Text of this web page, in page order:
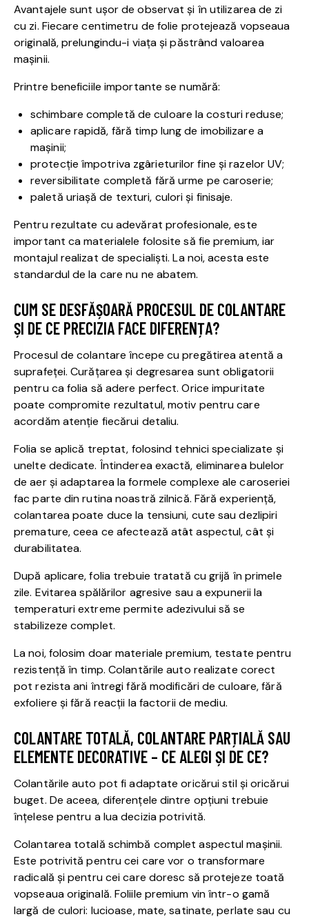
Avantajele sunt ușor de observat și în utilizarea de zi
cu zi. Fiecare centimetru de folie protejează vopseaua
originală, prelungindu-i viața și păstrând valoarea
mașinii.
Printre beneficiile importante se numără:
schimbare completă de culoare la costuri reduse;
aplicare rapidă, fără timp lung de imobilizare a
mașinii;
protecție împotriva zgârieturilor fine și razelor UV;
reversibilitate completă fără urme pe caroserie;
paletă uriașă de texturi, culori și finisaje.
Pentru rezultate cu adevărat profesionale, este
important ca materialele folosite să fie premium, iar
montajul realizat de specialiști. La noi, acesta este
standardul de la care nu ne abatem.
CUM SE DESFĂȘOARĂ PROCESUL DE COLANTARE
ȘI DE CE PRECIZIA FACE DIFERENȚA?
Procesul de colantare începe cu pregătirea atentă a
suprafeței. Curățarea și degresarea sunt obligatorii
pentru ca folia să adere perfect. Orice impuritate
poate compromite rezultatul, motiv pentru care
acordăm atenție fiecărui detaliu.
Folia se aplică treptat, folosind tehnici specializate și
unelte dedicate. Întinderea exactă, eliminarea bulelor
de aer și adaptarea la formele complexe ale caroseriei
fac parte din rutina noastră zilnică. Fără experiență,
colantarea poate duce la tensiuni, cute sau dezlipiri
premature, ceea ce afectează atât aspectul, cât și
durabilitatea.
După aplicare, folia trebuie tratată cu grijă în primele
zile. Evitarea spălărilor agresive sau a expunerii la
temperaturi extreme permite adezivului să se
stabilizeze complet.
La noi, folosim doar materiale premium, testate pentru
rezistență în timp. Colantările auto realizate corect
pot rezista ani întregi fără modificări de culoare, fără
exfoliere și fără reacții la factorii de mediu.
COLANTARE TOTALĂ, COLANTARE PARȚIALĂ SAU
ELEMENTE DECORATIVE – CE ALEGI ȘI DE CE?
Colantările auto pot fi adaptate oricărui stil și oricărui
buget. De aceea, diferențele dintre opțiuni trebuie
înțelese pentru a lua decizia potrivită.
Colantarea totală schimbă complet aspectul mașinii.
Este potrivită pentru cei care vor o transformare
radicală și pentru cei care doresc să protejeze toată
vopseaua originală. Foliile premium vin într-o gamă
largă de culori: lucioase, mate, satinate, perlate sau cu